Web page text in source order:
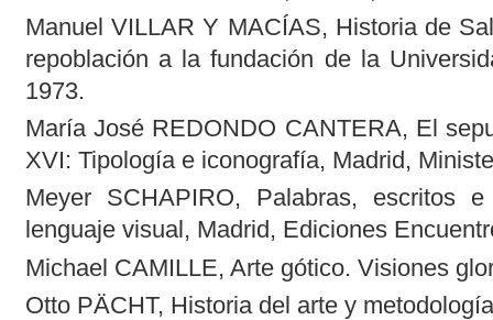
Manuel VILLAR Y MACÍAS, Historia de
repoblación a la fundación de la
1973.
María José REDONDO CANTERA, El
XVI: Tipología e iconografía, Madrid,
Meyer SCHAPIRO, Palabras, escritos
lenguaje visual, Madrid, Ediciones
Michael CAMILLE, Arte gótico. Visiones
Otto PÄCHT, Historia del arte y